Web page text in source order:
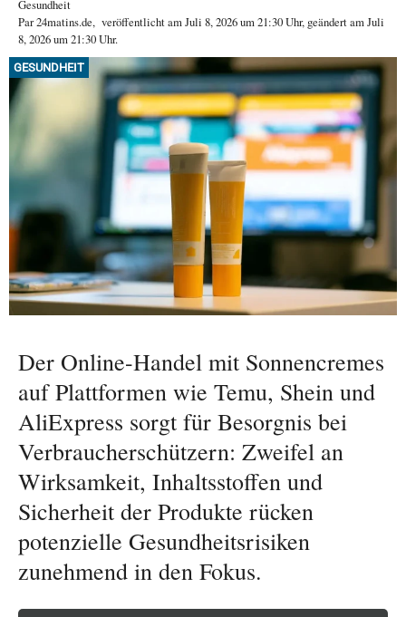
Gesundheit
Par24matins.de, veröffentlicht amJuli 8, 2026um 21:30 Uhr, geändert am Juli
8, 2026 um 21:30 Uhr.
GESUNDHEIT
Der Online-Handel mit Sonnencremes
auf Plattformen wie Temu, Shein und
AliExpress sorgt für Besorgnis bei
Verbraucherschützern: Zweifel an
Wirksamkeit, Inhaltsstoffen und
Sicherheit der Produkte rücken
potenzielle Gesundheitsrisiken
zunehmend in den Fokus.